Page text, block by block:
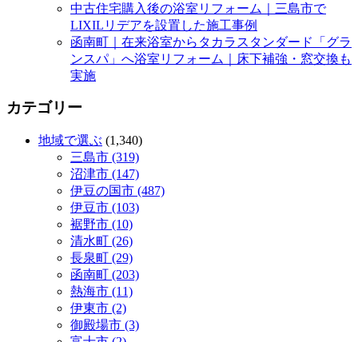
中古住宅購入後の浴室リフォーム｜三島市で
LIXILリデアを設置した施工事例
函南町｜在来浴室からタカラスタンダード「グラ
ンスパ」へ浴室リフォーム｜床下補強・窓交換も
実施
カテゴリー
地域で選ぶ (1,340)
三島市 (319)
沼津市 (147)
伊豆の国市 (487)
伊豆市 (103)
裾野市 (10)
清水町 (26)
長泉町 (29)
函南町 (203)
熱海市 (11)
伊東市 (2)
御殿場市 (3)